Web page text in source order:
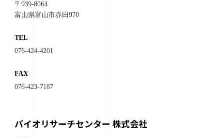
〒939-8064
富山県富山市赤田970
TEL
076-424-4201
FAX
076-423-7187
バイオリサーチセンター 株式会社